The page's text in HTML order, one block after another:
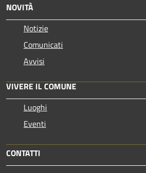
NOVITÀ
Notizie
Comunicati
Avvisi
VIVERE IL COMUNE
Luoghi
Eventi
CONTATTI